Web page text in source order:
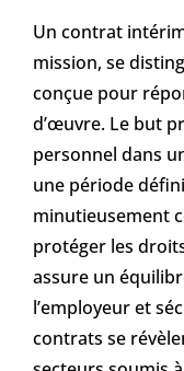
Un contrat
mission, se
conçue pour
d’œuvre. Le but
personnel dans
une période
minutieusement
protéger les
assure un
l’employeur et
contrats se